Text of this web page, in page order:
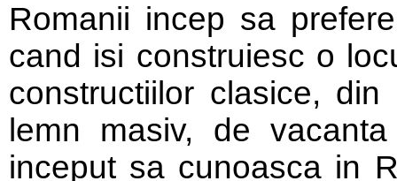
Romanii incep sa
cand isi construiesc o
constructiilor clasice,
lemn masiv, de
inceput sa cunoasca in